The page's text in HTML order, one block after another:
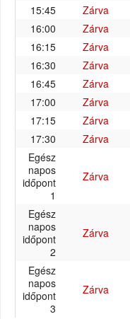
15:45
Zárva
16:00
Zárva
16:15
Zárva
16:30
Zárva
16:45
Zárva
17:00
Zárva
17:15
Zárva
17:30
Zárva
Egész
napos
időpont
1
Zárva
Egész
napos
időpont
2
Zárva
Egész
napos
időpont
3
Zárva